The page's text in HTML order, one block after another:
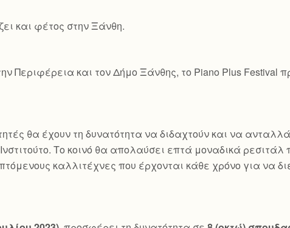
και φέτος στην Ξάνθη.
Περιφέρεια και τον Δήμο Ξάνθης, το Piano Plus Festival
θα έχουν τη δυνατότητα να διδαχτούν και να
Το κοινό θα απολαύσει επτά μοναδικά ρεσιτάλ
καλλιτέχνες που έρχονται κάθε χρόνο για να